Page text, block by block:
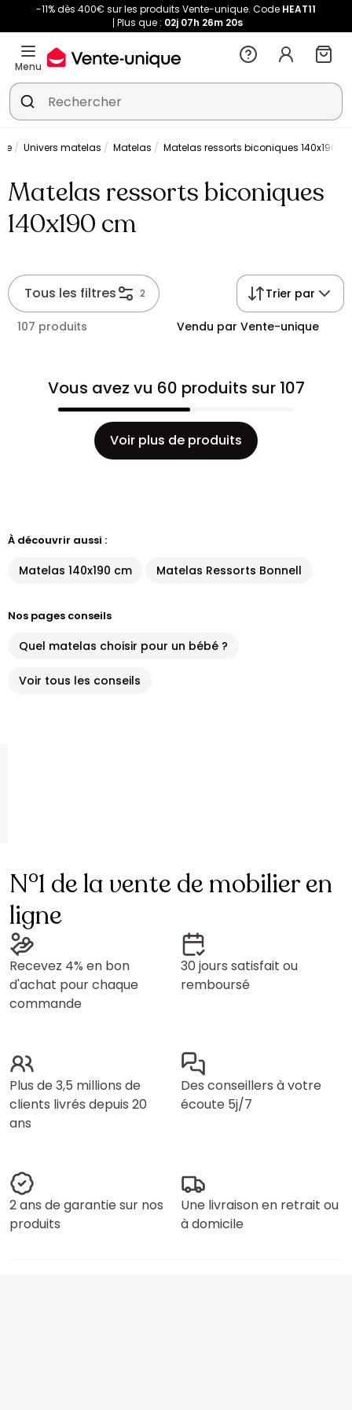
-11% dès 400€ sur les produits Vente-unique. Code HEAT11
Plus que : 02j 07h 26m 19s
Menu
Univers matelas Matelas Matelas ressorts biconiques 140x190
Matelas ressorts biconiques
140x190 cm
Tous les filtres 2 Trier par
107 produits Vendu par Vente-unique
Vous avez vu 60 produits sur 107
Voir plus de produits
À découvrir aussi :
Matelas 140x190 cm Matelas Ressorts Bonnell
Nos pages conseils
Quel matelas choisir pour un bébé ?
Voir tous les conseils
N°1 de la vente de mobilier en
ligne
Recevez 4% en bon
d'achat pour chaque
commande
30 jours satisfait ou
remboursé
Plus de 3,5 millions de
clients livrés depuis 20
ans
Des conseillers à votre
écoute 5j/7
2 ans de garantie sur nos
produits
Une livraison en retrait ou
à domicile